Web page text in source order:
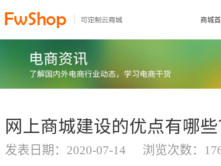
商城
网上商城建设的优点有哪
发表日期：2020-07-14 浏览次数：